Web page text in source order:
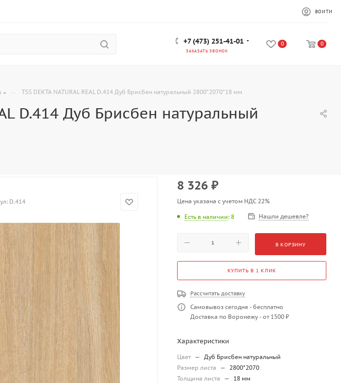
ВОЙТИ
+7 (473) 251-41-01
ЗАКАЗАТЬ ЗВОНОК
0 0
— TSS DEKTA NATURAL REAL D.414 Дуб Брисбен натуральный 2800*2070*18 мм
D.414 Дуб Брисбен натуральный
D.414
8 326 ₽
Цена указана с учетом НДС 22%
Есть в наличии: 8 Нашли дешевле?
В КОРЗИНУ
КУПИТЬ В 1 КЛИК
Рассчитать доставку
Самовывоз сегодня - бесплатно
Доставка по Воронежу - от 1500 ₽
Характеристики
Цвет — Дуб Брисбен натуральный
Размер листа
— 2800*2070
Толщина листа
— 18 мм